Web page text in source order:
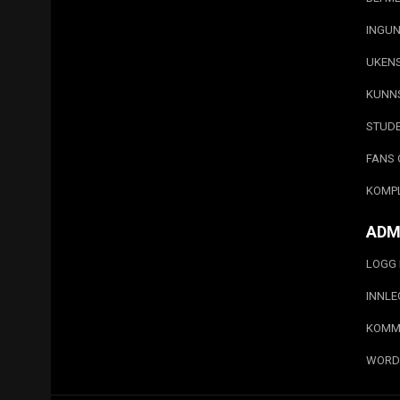
FANS
LOGG